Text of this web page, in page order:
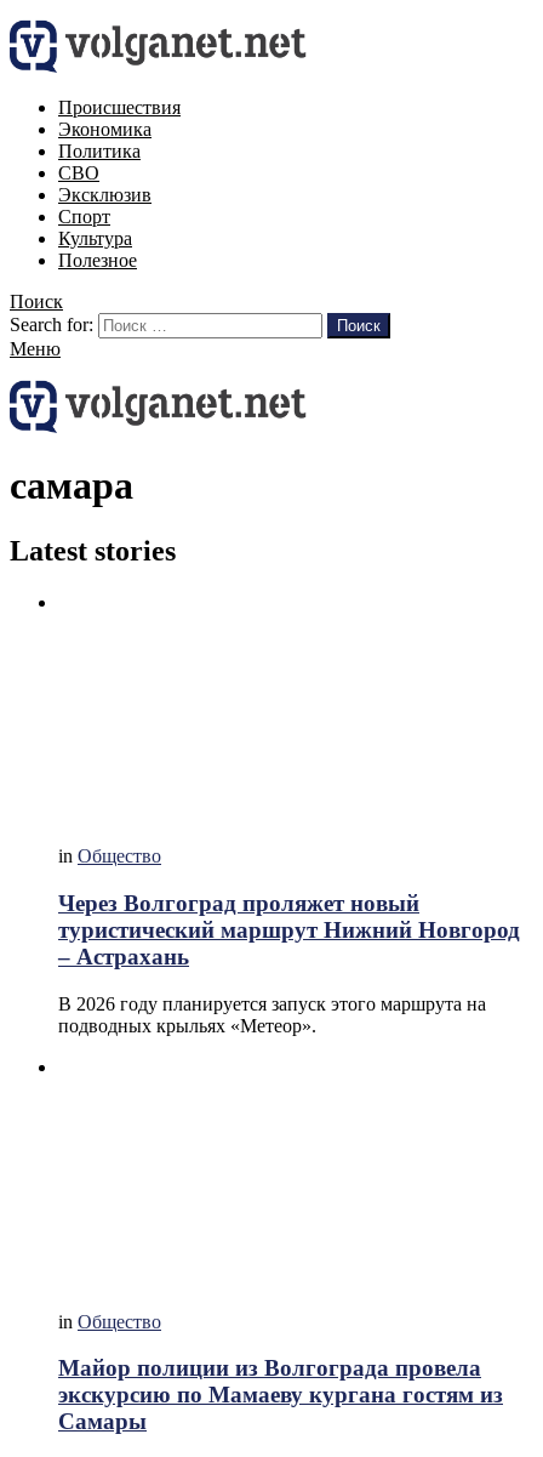
Происшествия
Экономика
Политика
СВО
Эксклюзив
Спорт
Культура
Полезное
Поиск
Search for:
Поиск
Меню
самара
Latest stories
in Общество
Через Волгоград проляжет новый
туристический маршрут Нижний Новгород
– Астрахань
В 2026 году планируется запуск этого маршрута на
подводных крыльях «Метеор».
in Общество
Майор полиции из Волгограда провела
экскурсию по Мамаеву кургана гостям из
Самары